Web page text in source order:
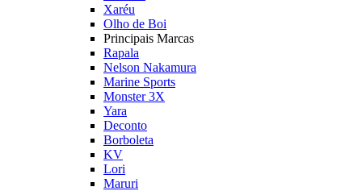
Xaréu
Olho de Boi
Principais Marcas
Rapala
Nelson Nakamura
Marine Sports
Monster 3X
Yara
Deconto
Borboleta
KV
Lori
Maruri